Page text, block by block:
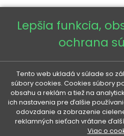
EÚ
VENETI
VÁŠ ÚČET
Lepšia funkcia,
ochrana
Tento web ukladá v súlade so
súbory cookies. Cookies súbory
obsahu a reklám a tiež na
ich nastavenia pre ďalšie
odovzdanie a zobrazenie
reklamných sieťach vrátane
Viac o